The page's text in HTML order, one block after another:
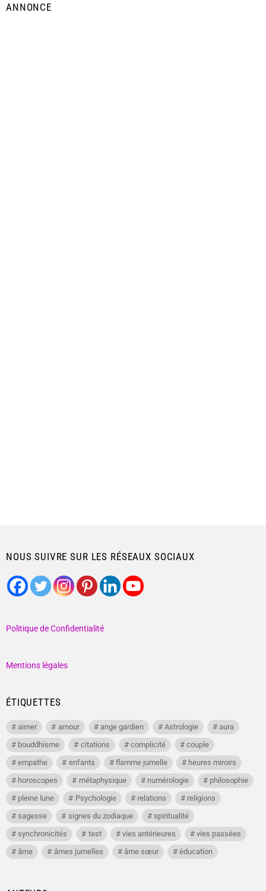
ANNONCE
NOUS SUIVRE SUR LES RÉSEAUX SOCIAUX
Politique de Confidentialité
Mentions légales
ÉTIQUETTES
aimer amour ange gardien Astrologie
aura
bouddhisme
citations complicité
couple
empathe
enfants flamme jumelle
heures miroirs
horoscopes
métaphysique numérologie
philosophie
pleine lune
Psychologie relations
religions
sagesse
signes du zodiaque
spiritualité
synchronicités
test vies antérieures
vies passées
âme
âmes jumelles âme sœur éducation